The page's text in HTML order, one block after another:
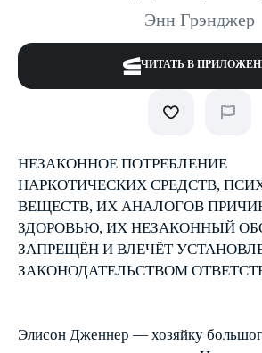
Энн Грэнджер
ЧИТАТЬ В
НЕЗАКОННОЕ ПОТРЕБЛЕНИЕ
НАРКОТИЧЕСКИХ СРЕДСТВ,
ВЕЩЕСТВ, ИХ АНАЛОГОВ
ЗДОРОВЬЮ, ИХ НЕЗАКОННЫЙ
ЗАПРЕЩЁН И ВЛЕЧЁТ
ЗАКОНОДАТЕЛЬСТВОМ
Элисон Дженнер — хозяйку